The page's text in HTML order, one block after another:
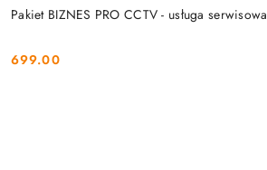
Pakiet BIZNES PRO CCTV - usługa serwisowa
Cena:
699.00